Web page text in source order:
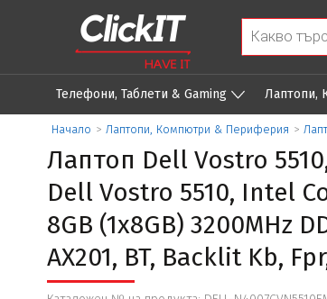
Телефони, Таблети & Gaming Лаптопи,
Начало > Лаптопи, Компютри & Периферия >
Лаптоп Dell Vostro
Dell Vostro 5510, Intel
8GB (1x8GB) 3200MHz
AX201, BT, Backlit Kb,